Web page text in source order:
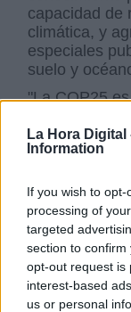
La Hora Digital
Information
If you wish to
processing of
targeted
section to
opt-out request is
interest-based
us or personal
capacidad de
climática, y
especiales
suelo y
"La COP25
internacional
como el
la COP25 no
climática en
contrario, ha
La